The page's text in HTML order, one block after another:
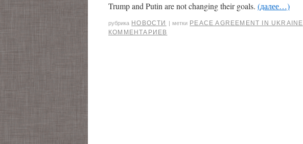
Trump and Putin are not changing their goals. (далее…)
рубрика НОВОСТИ | метки PEACE AGREEMENT IN UKRAINE
КОММЕНТАРИЕВ